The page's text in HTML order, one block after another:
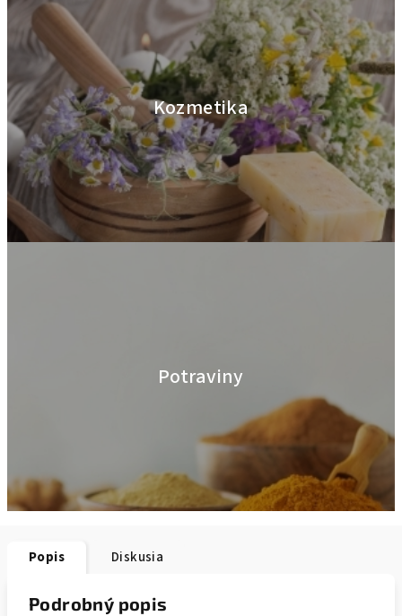
Kozmetika
Potraviny
Popis Diskusia
Podrobný popis